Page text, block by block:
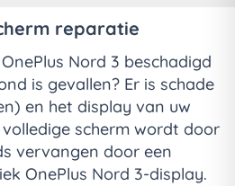
reparatie
Nord 3 beschadigd
is gevallen? Er is schade
en het display van uw
scherm wordt door
vervangen door een
OnePlus Nord 3-display.